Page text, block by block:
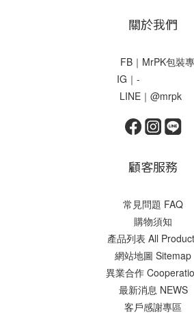
關於我們
FB｜MrPK包裝專
IG
LINE｜@mrpk
顧客服務
常見問題 FAQ
購物須知
產品列表 All
網站地圖 Sitemap
異業合作
最新消息 NEWS
客戶感謝專區